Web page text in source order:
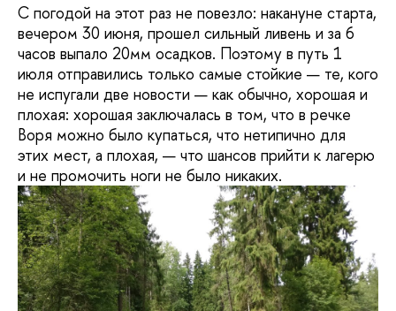
С погодой на этот раз не повезло: накануне старта,
вечером 30 июня, прошел сильный ливень и за 6
часов выпало 20мм осадков. Поэтому в путь 1
июля отправились только самые стойкие — те, кого
не испугали две новости — как обычно, хорошая и
плохая: хорошая заключалась в том, что в речке
Воря можно было купаться, что нетипично для
этих мест, а плохая, — что шансов прийти к лагерю
и не промочить ноги не было никаких.